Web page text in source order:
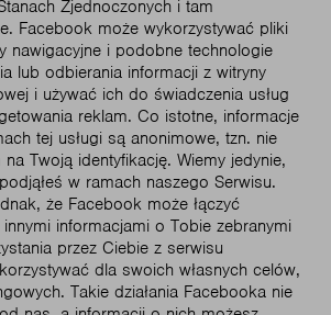
Zjednoczonych i tam
Facebook może wykorzystywać pliki
nawigacyjne i podobne technologie
lub odbierania informacji z witryny
i używać ich do świadczenia usług
reklam. Co istotne, informacje
tej usługi są anonimowe, tzn. nie
Twoją identyfikację. Wiemy jedynie,
w ramach naszego Serwisu.
że Facebook może łączyć
informacjami o Tobie zebranymi
przez Ciebie z serwisu
dla swoich własnych celów,
Takie działania Facebooka nie